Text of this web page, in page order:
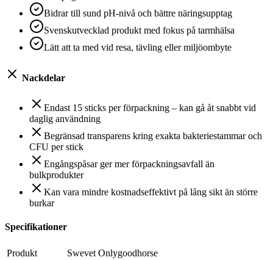
Bidrar till sund pH-nivå och bättre näringsupptag
Svenskutvecklad produkt med fokus på tarmhälsa
Lätt att ta med vid resa, tävling eller miljöombyte
Nackdelar
Endast 15 sticks per förpackning – kan gå åt snabbt vid
daglig användning
Begränsad transparens kring exakta bakteriestammar och
CFU per stick
Engångspåsar ger mer förpackningsavfall än
bulkprodukter
Kan vara mindre kostnadseffektivt på lång sikt än större
burkar
Specifikationer
Produkt
Swevet Onlygoodhorse